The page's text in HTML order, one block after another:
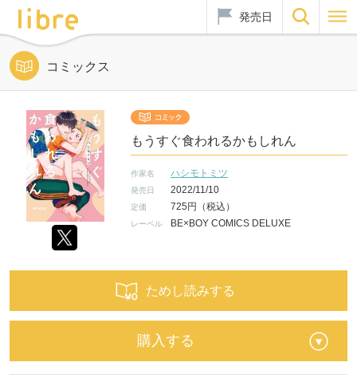
発売日
コミックス
もうすぐ食われるかもしれん
作家名 ハシモトミツ
発売日 2022/11/10
定価 725円（税込）
レーベル BE×BOY COMICS DELUXE
ためし読みする
購入する